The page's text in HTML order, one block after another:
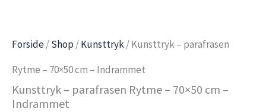
Forside/Shop /Kunsttryk/ Kunsttryk – parafrasen
Rytme – 70×50 cm – Indrammet
Kunsttryk – parafrasen Rytme – 70×50 cm –
Indrammet